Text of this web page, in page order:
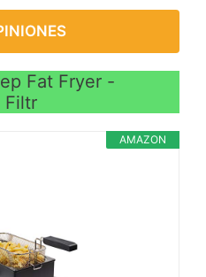
Fat Fryer -
Filtr
AMAZON